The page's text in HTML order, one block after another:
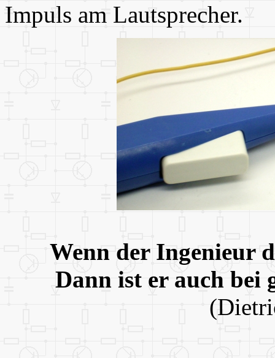
Impuls am Lautsprecher.
Wenn der Ingenieur
Dann ist er auch bei